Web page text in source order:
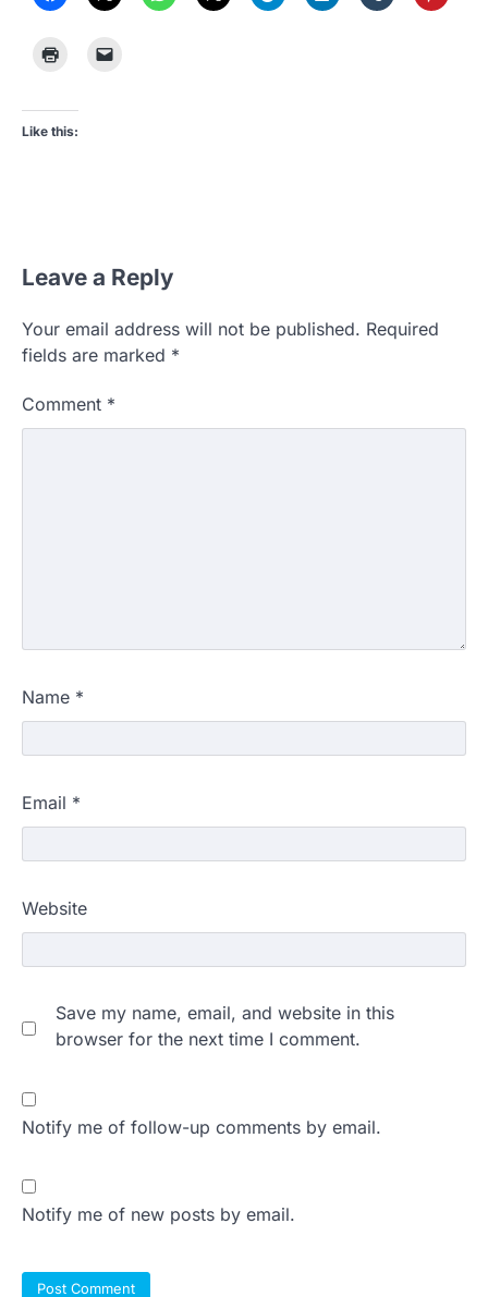
Like this:
Leave a Reply
Your email address will not be published. Required
fields are marked *
Comment *
Name *
Email *
Website
Save my name, email, and website in this
browser for the next time I comment.
Notify me of follow-up comments by email.
Notify me of new posts by email.